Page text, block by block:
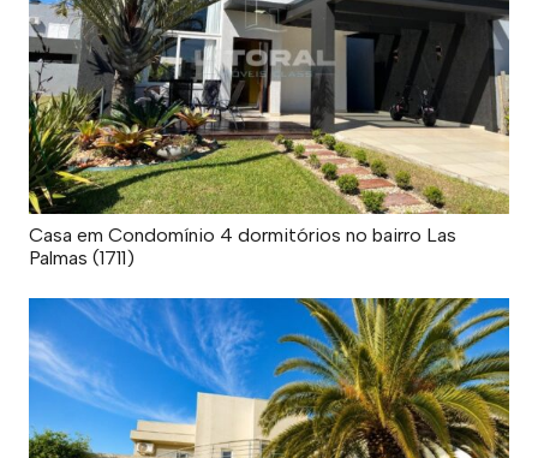
Casa em Condomínio 4 dormitórios no bairro Las
Palmas (1711)